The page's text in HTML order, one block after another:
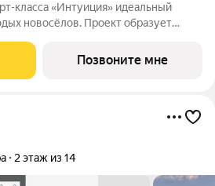
«Интуиция» идеальный
новосёлов. Проект образует
Новый жилой комплекс
Позвоните мне
2 этаж из 14